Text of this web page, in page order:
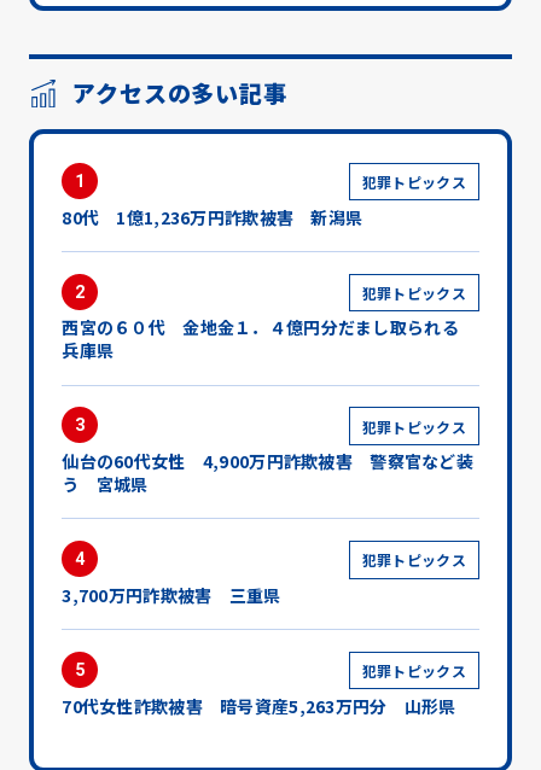
アクセスの多い記事
1 犯罪トピックス
80代 1億1,236万円詐欺被害 新潟県
2 犯罪トピックス
西宮の６０代 金地金１．４億円分だまし取られる
兵庫県
3 犯罪トピックス
仙台の60代女性 4,900万円詐欺被害 警察官など装
う 宮城県
4 犯罪トピックス
3,700万円詐欺被害 三重県
5 犯罪トピックス
70代女性詐欺被害 暗号資産5,263万円分 山形県